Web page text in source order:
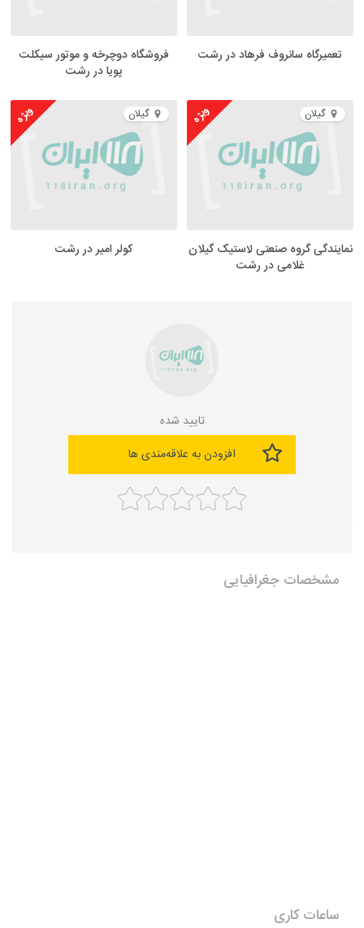
تعمیرگاه سانروف فرهاد در رشت
فروشگاه دوچرخه و موتور سیکلت
پویا در رشت
گیلان ویژه
نمایندگی گروه صنعتی لاستیک گیلان
غلامی در رشت
گیلان ویژه
کولر امیر در رشت
تایید شده
افزودن به علاقه‌مندی ها
مشخصات جغرافیایی
ساعات کاری